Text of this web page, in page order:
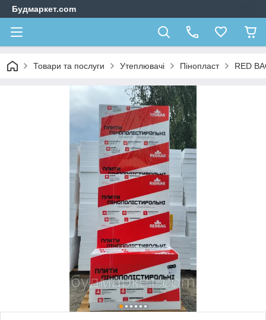
Будмаркет.com
Товари та послуги Утеплювачі Пінопласт RED